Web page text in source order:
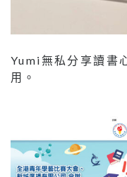
Yumi無私分享讀書
用。